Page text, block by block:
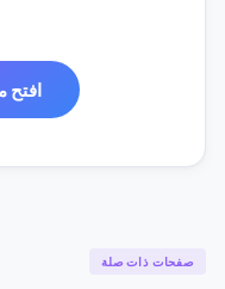
صفحات ذات صلة